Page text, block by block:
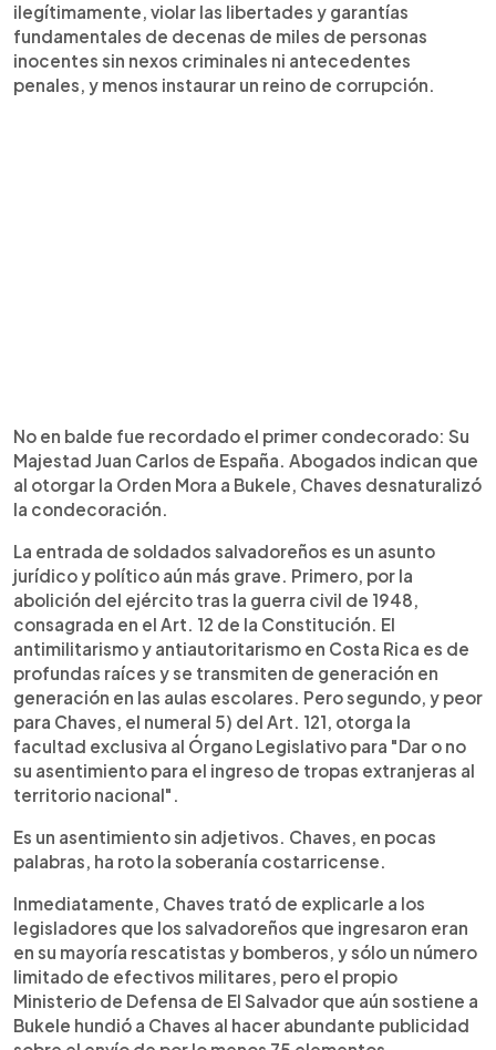
ilegítimamente, violar las libertades y garantías
fundamentales de decenas de miles de personas
inocentes sin nexos criminales ni antecedentes
penales, y menos instaurar un reino de corrupción.
No en balde fue recordado el primer condecorado: Su
Majestad Juan Carlos de España. Abogados indican que
al otorgar la Orden Mora a Bukele, Chaves desnaturalizó
la condecoración.
La entrada de soldados salvadoreños es un asunto
jurídico y político aún más grave. Primero, por la
abolición del ejército tras la guerra civil de 1948,
consagrada en el Art. 12 de la Constitución. El
antimilitarismo y antiautoritarismo en Costa Rica es de
profundas raíces y se transmiten de generación en
generación en las aulas escolares. Pero segundo, y peor
para Chaves, el numeral 5) del Art. 121, otorga la
facultad exclusiva al Órgano Legislativo para "Dar o no
su asentimiento para el ingreso de tropas extranjeras al
territorio nacional".
Es un asentimiento sin adjetivos. Chaves, en pocas
palabras, ha roto la soberanía costarricense.
Inmediatamente, Chaves trató de explicarle a los
legisladores que los salvadoreños que ingresaron eran
en su mayoría rescatistas y bomberos, y sólo un número
limitado de efectivos militares, pero el propio
Ministerio de Defensa de El Salvador que aún sostiene a
Bukele hundió a Chaves al hacer abundante publicidad